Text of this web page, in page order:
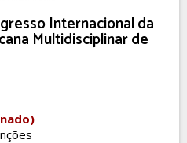
Internacional da
Multidisciplinar de